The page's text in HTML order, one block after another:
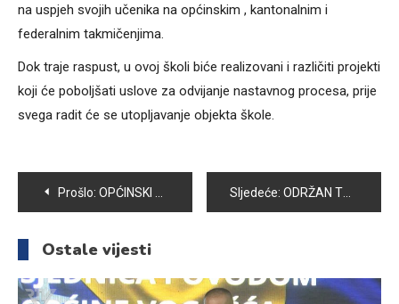
na uspjeh svojih učenika na općinskim , kantonalnim i
federalnim takmičenjima.
Dok traje raspust, u ovoj školi biće realizovani i različiti projekti
koji će poboljšati uslove za odvijanje nastavnog procesa, prije
svega radit će se utopljavanje objekta škole.
Navigacija
članaka
Prošlo: OPĆINSKI NAČELNIK EDIN SMAJIĆ OBIŠAO RADOVE U OŠ”MIRSAD PRNJAVORAC” Sljedeće: ODRŽAN TRADICIONALNI BAJRAMSKI KONCERT
Ostale vijesti